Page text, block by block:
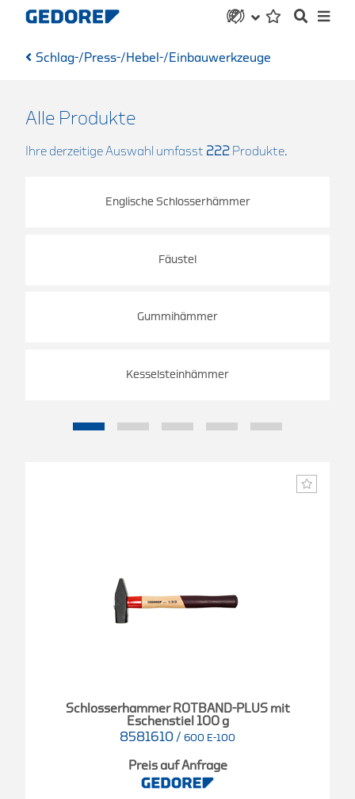
Schlag-/Press-/Hebel-/Einbauwerkzeuge
Alle Produkte
Ihre derzeitige Auswahl umfasst 222 Produkte.
Englische Schlosserhämmer
Fäustel
Gummihämmer
Kesselsteinhämmer
Schlosserhammer ROTBAND-PLUS mit
Eschenstiel 100 g
8581610 / 600 E-100
Preis auf Anfrage